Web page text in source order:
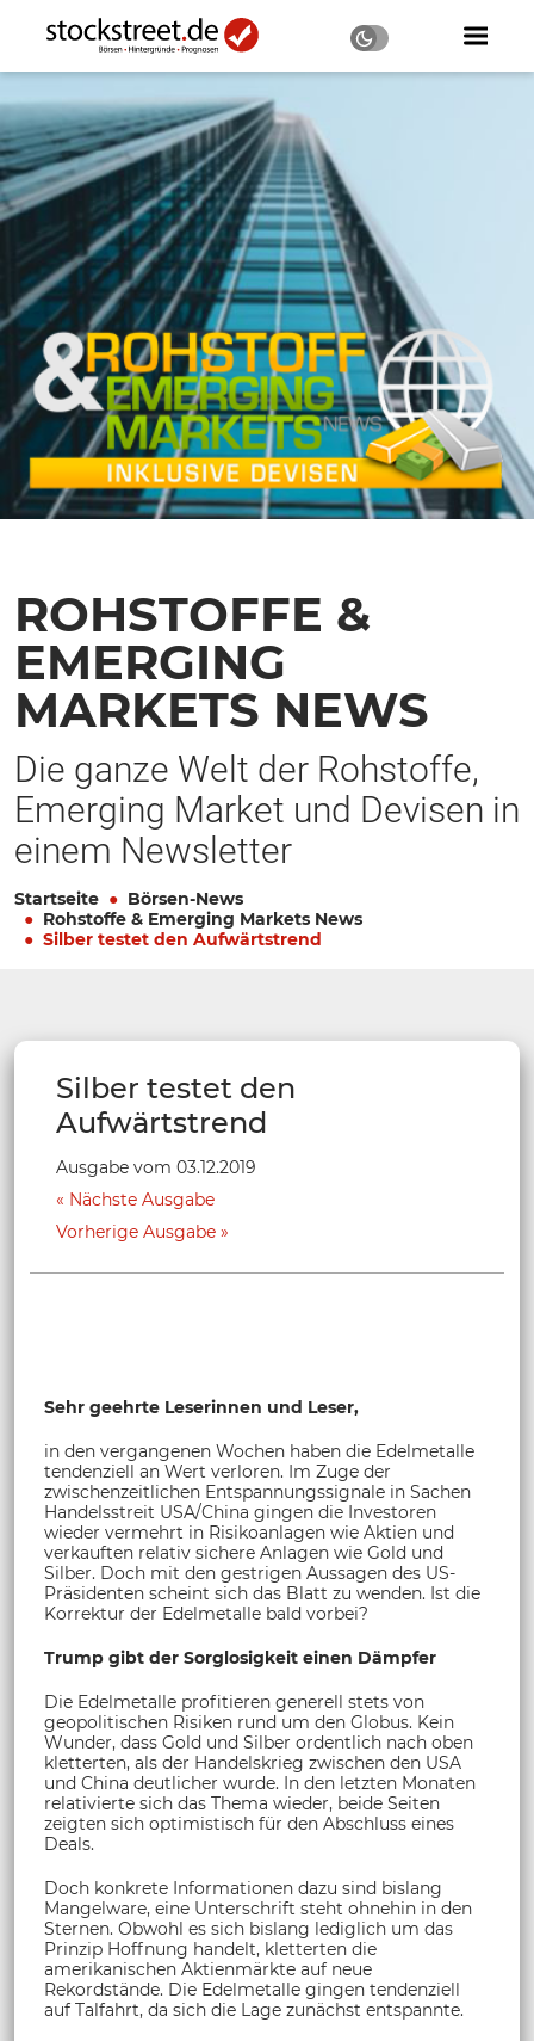
ROHSTOFFE &
EMERGING
MARKETS NEWS
Die ganze Welt der Rohstoffe,
Emerging Market und Devisen in
einem Newsletter
Startseite
Börsen-News
Rohstoffe & Emerging Markets News
Silber testet den Aufwärtstrend
Silber testet den
Aufwärtstrend
Ausgabe vom 03.12.2019
Nächste Ausgabe
Vorherige Ausgabe
Sehr geehrte Leserinnen und Leser,
in den vergangenen Wochen haben die Edelmetalle
tendenziell an Wert verloren. Im Zuge der
zwischenzeitlichen Entspannungssignale in Sachen
Handelsstreit USA/China gingen die Investoren
wieder vermehrt in Risikoanlagen wie Aktien und
verkauften relativ sichere Anlagen wie Gold und
Silber. Doch mit den gestrigen Aussagen des US-
Präsidenten scheint sich das Blatt zu wenden. Ist die
Korrektur der Edelmetalle bald vorbei?
Trump gibt der Sorglosigkeit einen Dämpfer
Die Edelmetalle profitieren generell stets von
geopolitischen Risiken rund um den Globus. Kein
Wunder, dass Gold und Silber ordentlich nach oben
kletterten, als der Handelskrieg zwischen den USA
und China deutlicher wurde. In den letzten Monaten
relativierte sich das Thema wieder, beide Seiten
zeigten sich optimistisch für den Abschluss eines
Deals.
Doch konkrete Informationen dazu sind bislang
Mangelware, eine Unterschrift steht ohnehin in den
Sternen. Obwohl es sich bislang lediglich um das
Prinzip Hoffnung handelt, kletterten die
amerikanischen Aktienmärkte auf neue
Rekordstände. Die Edelmetalle gingen tendenziell
auf Talfahrt, da sich die Lage zunächst entspannte.